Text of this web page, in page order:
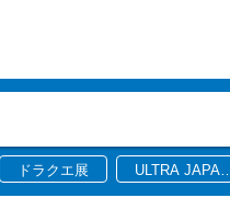
ドラクエ展
ULTRA JAPAN